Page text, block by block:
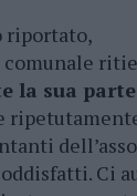
riportato,
la sua parte
Ci